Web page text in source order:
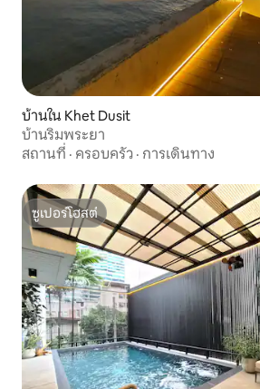
บ้านใน Khet Dusit
บ้านริมพระยา
สถานที่ · ครอบครัว · การเดินทาง
ซูเปอร์โฮสต์
ซูเปอร์โฮสต์